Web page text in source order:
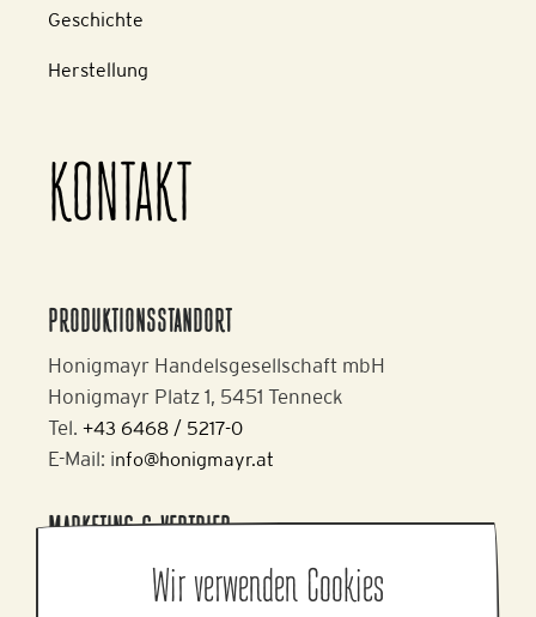
Geschichte
Herstellung
KONTAKT
PRODUKTIONSSTANDORT
Honigmayr Handelsgesellschaft mbH
Honigmayr Platz 1, 5451 Tenneck
Tel. +43 6468 / 5217-0
E-Mail: info@honigmayr.at
MARKETING & VERTRIEB
Alpine Brands GmbH & Co KG
Gmundner Staße 27, 4800 Attnang-Puchheim
Wir verwenden Cookies